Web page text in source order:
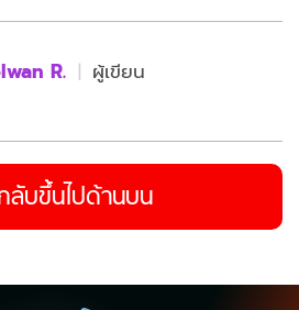
R. ผู้เขียน
ลับขึ้นไปด้านบน